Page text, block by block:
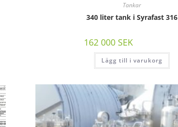
Tankar
340 liter tank i Syrafast 316
162 000 SEK
Lägg till i varukorg